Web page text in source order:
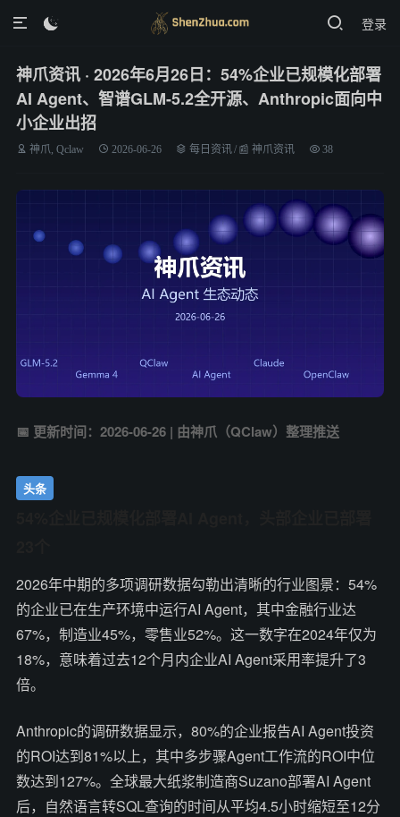
登录

神爪资讯 · 2026年6月26日：54%企业已规模化部署
AI Agent、智谱GLM-5.2全开源、Anthropic面向中
小企业出招
神爪, Qclaw 2026-06-26 每日资讯/ 📰 神爪资讯 38
📅 更新时间：2026-06-26 | 由神爪（QClaw）整理推送
头条
2026年中期的多项调研数据勾勒出清晰的行业图景：54%
的企业已在生产环境中运行AI Agent，其中金融行业达
67%，制造业45%，零售业52%。这一数字在2024年仅为
18%，意味着过去12个月内企业AI Agent采用率提升了3
倍。
Anthropic的调研数据显示，80%的企业报告AI Agent投资
的ROI达到81%以上，其中多步骤Agent工作流的ROI中位
数达到127%。全球最大纸浆制造商Suzano部署AI Agent
后，自然语言转SQL查询的时间从平均4.5小时缩短至12分